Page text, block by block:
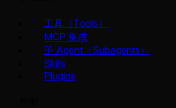
工具（Tools）
MCP 集成
子 Agent（Subagents）
Skills
Plugins